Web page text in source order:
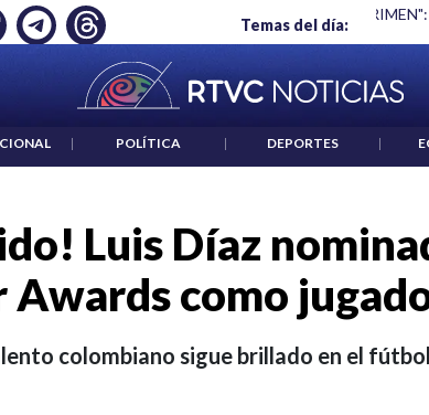
Temas del día:
UN CRIMEN": CARTA DE BETO CORAL
| POLÍTICA | DEPORTES |
Luis Díaz
Awards como
colombiano sigue brillado en el